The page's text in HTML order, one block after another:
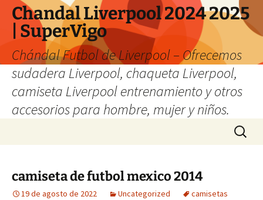
Chandal Liverpool 2024 2025
| SuperVigo
Chándal Futbol de Liverpool – Ofrecemos
sudadera Liverpool, chaqueta Liverpool,
camiseta Liverpool entrenamiento y otros
accesorios para hombre, mujer y niños.
Buscar:
camiseta de futbol mexico 2014
19 de agosto de 2022 Uncategorized
camisetas